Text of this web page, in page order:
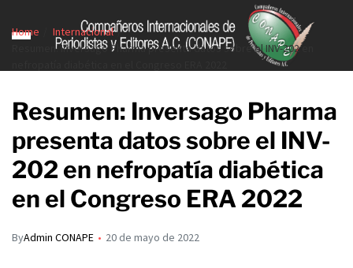
Home
Internacional
Resumen: Inversago Pharma presenta datos sobre el INV-202 en
Resumen: Inversago Pharma
presenta datos sobre el INV-
202 en nefropatía diabética
en el Congreso ERA 2022
ByAdmin CONAPE 20 de mayo de 2022